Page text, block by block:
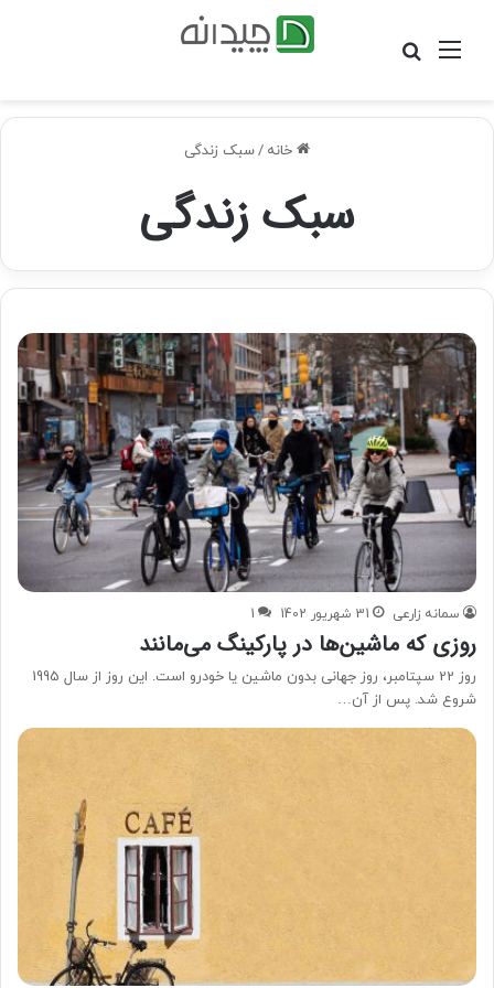
منو
خانه /سبک زندگی
سبک زندگی
سمانه زارعی 31 شهریور 1402 1
روزی که ماشین‌ها در پارکینگ می‌مانند
روز 22 سپتامبر، روز جهانی بدون ماشین یا خودرو است. این روز از سال 1995
شروع شد. پس از آن…